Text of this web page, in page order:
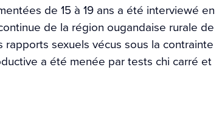
de 15 à 19 ans a été interviewé en
de la région ougandaise rurale de
sexuels vécus sous la contrainte
a été menée par tests chi carré et